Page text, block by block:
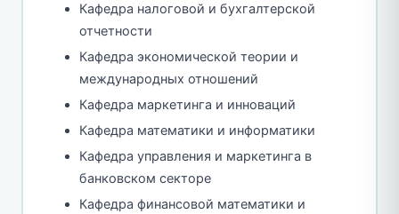
Кафедра налоговой и бухгалтерской
отчетности
Кафедра экономической теории и
международных отношений
Кафедра маркетинга и инноваций
Кафедра математики и информатики
Кафедра управления и маркетинга в
банковском секторе
Кафедра финансовой математики и